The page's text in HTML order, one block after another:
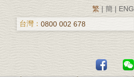
繁 | 簡 | ENG
台灣： 0800 002 678